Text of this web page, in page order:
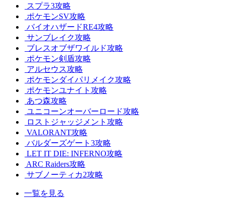
スプラ3攻略
ポケモンSV攻略
バイオハザードRE4攻略
サンブレイク攻略
ブレスオブザワイルド攻略
ポケモン剣盾攻略
アルセウス攻略
ポケモンダイパリメイク攻略
ポケモンユナイト攻略
あつ森攻略
ユニコーンオーバーロード攻略
ロストジャッジメント攻略
VALORANT攻略
バルダーズゲート3攻略
LET IT DIE: INFERNO攻略
ARC Raiders攻略
サブノーティカ2攻略
一覧を見る